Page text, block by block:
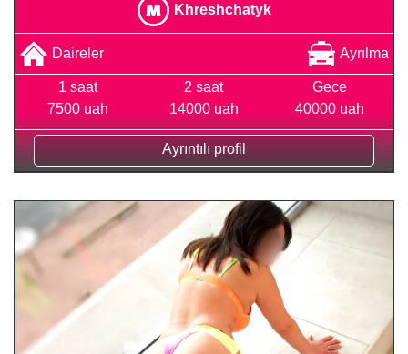
Khreshchatyk
Daireler Ayrılma
1 saat
7500 uah
2 saat
14000 uah
Gece
40000 uah
Ayrıntılı profil